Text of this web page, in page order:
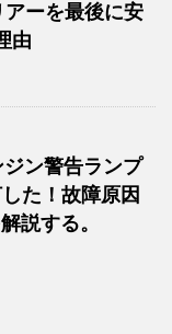
ーを最後に安
由
ン警告ランプ
た！故障原因
説する。